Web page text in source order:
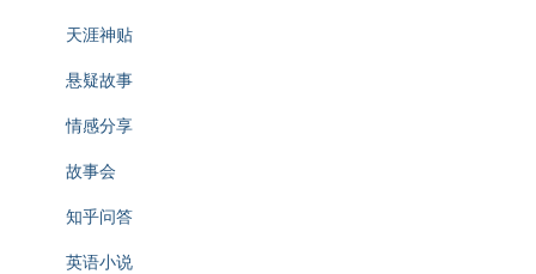
天涯神贴
悬疑故事
情感分享
故事会
知乎问答
英语小说